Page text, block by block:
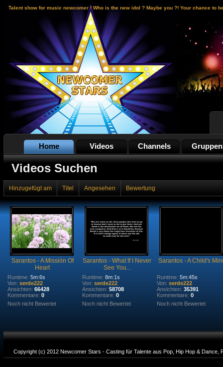
Talent show for music newcomer ! Who is the new idol ? Maybe you ?! Your chance to
Home Videos Channels Gruppen
Videos Suchen
Hinzugefügt am Titel Angesehen Bewertung
Sarantos - A Missión Of
Heart
Runtime: 5m:6s
Von: serde222
Ansichten: 66428
Kommentare: 0
Noch nicht Bewertet
Sarantos - What If I Never
See You...
Runtime: 8m:1s
Von: serde222
Ansichten: 58708
Kommentare: 0
Noch nicht Bewertet
Sarantos - A Child's
Runtime: 5m:45s
Von: serde222
Ansichten: 35391
Kommentare: 0
Noch nicht Bewertet
Copyright (c) 2012 Newcomer Stars - Casting für Talente aus Pop, Hip Hop & Dance,